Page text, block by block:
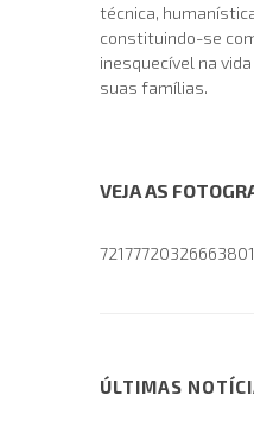
técnica,
constituindo-se
inesquecível na
suas famílias.
VEJA AS
72177720326663801
ÚLTIMAS